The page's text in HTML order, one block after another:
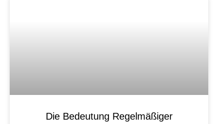
Die Bedeutung Regelmäßiger